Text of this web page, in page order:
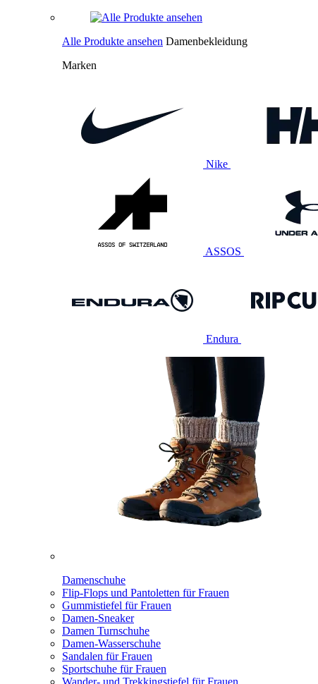
Alle Produkte ansehen Damenbekleidung
Marken
Nike
ASSOS
Endura
Damenschuhe
Flip-Flops und Pantoletten für Frauen
Gummistiefel für Frauen
Damen-Sneaker
Damen Turnschuhe
Damen-Wasserschuhe
Sandalen für Frauen
Sportschuhe für Frauen
Wander- und Trekkingstiefel für Frauen